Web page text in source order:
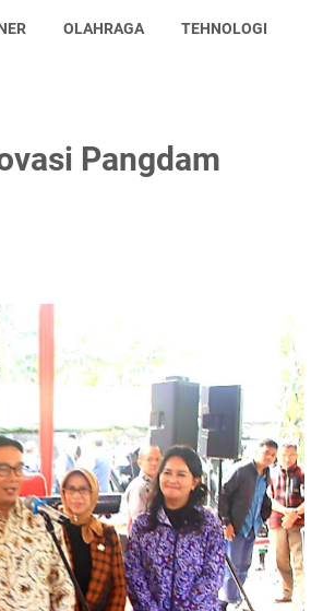
OLAHRAGA TEHNOLOGI
Pangdam